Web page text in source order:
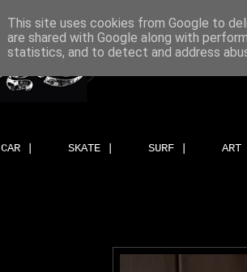
CAR | SKATE | SURF |
This site uses cookies from Google to
are shared with Google along with
statistics, and to detect and address